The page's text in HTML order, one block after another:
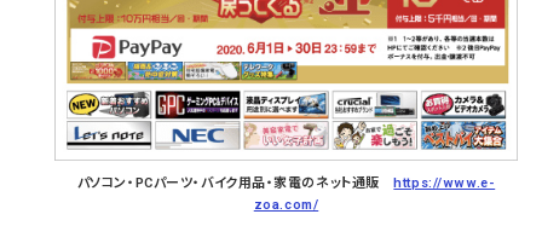
パソコン・PCパーツ・バイク用品・家電のネット通販https://www.e-
zoa.com/